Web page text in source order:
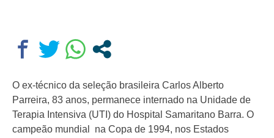
O ex-técnico da seleção brasileira Carlos Alberto
Parreira, 83 anos, permanece internado na Unidade de
Terapia Intensiva (UTI) do Hospital Samaritano Barra. O
campeão mundial na Copa de 1994, nos Estados